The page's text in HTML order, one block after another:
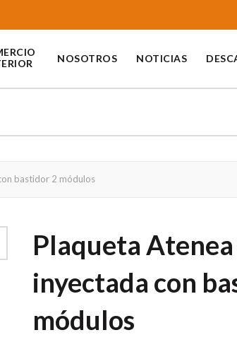
NOSOTROS NOTICIAS
bastidor 2 módulos
Plaqueta Atenea
inyectada con
módulos